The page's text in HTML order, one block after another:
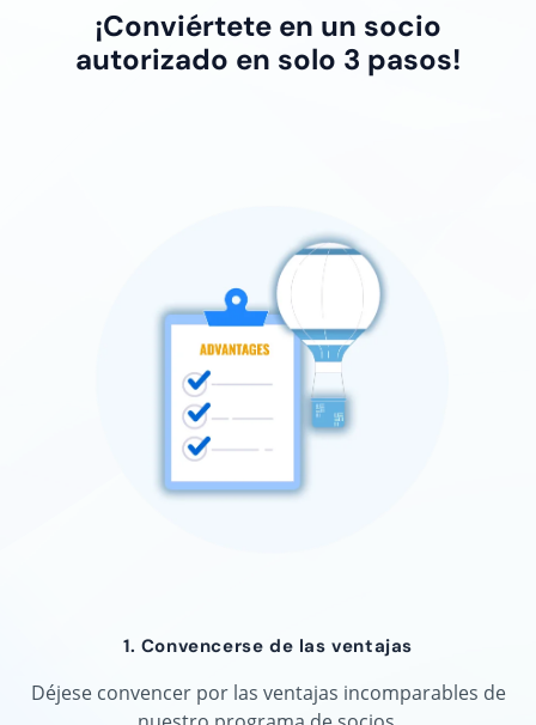
¡Conviértete en un socio
autorizado en solo 3 pasos!
1. Convencerse de las ventajas
Déjese convencer por las ventajas incomparables de